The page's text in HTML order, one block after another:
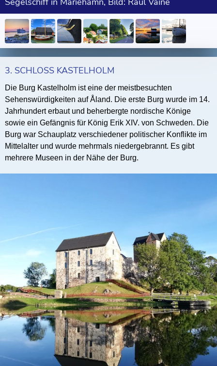
3. SCHLOSS KASTELHOLM
Die Burg Kastelholm ist eine der meistbesuchten
Sehenswürdigkeiten auf Åland. Die erste Burg wurde im 14.
Jahrhundert erbaut und beherbergte nordische Könige
sowie ein Gefängnis für König Erik XIV. von Schweden. Die
Burg war Schauplatz verschiedener politischer Konflikte im
Mittelalter und wurde mehrmals niedergebrannt. Es gibt
mehrere Museen in der Nähe der Burg.